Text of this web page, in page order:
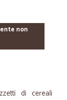
non
di cereali